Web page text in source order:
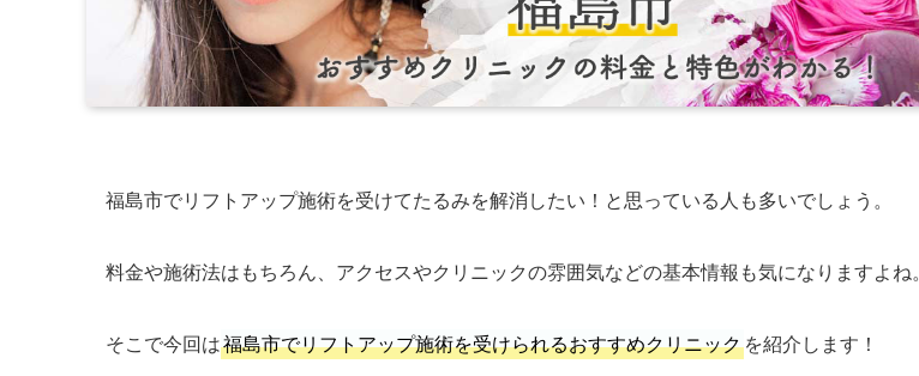
福島市でリフトアップ施術を受けてたるみを解消したい！と思っている人も多いでしょう。
料金や施術法はもちろん、アクセスやクリニックの雰囲気などの基本情報も気になりますよね。
そこで今回は福島市でリフトアップ施術を受けられるおすすめクリニックを紹介します！